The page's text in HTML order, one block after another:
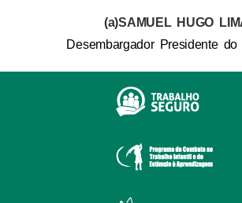
(a)SAMUEL HUGO
Desembargador Presidente do